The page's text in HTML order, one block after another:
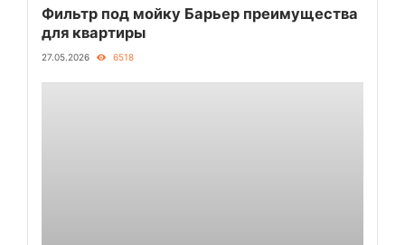
Фильтр под мойку Барьер преимущества
для квартиры
27.05.2026 6518